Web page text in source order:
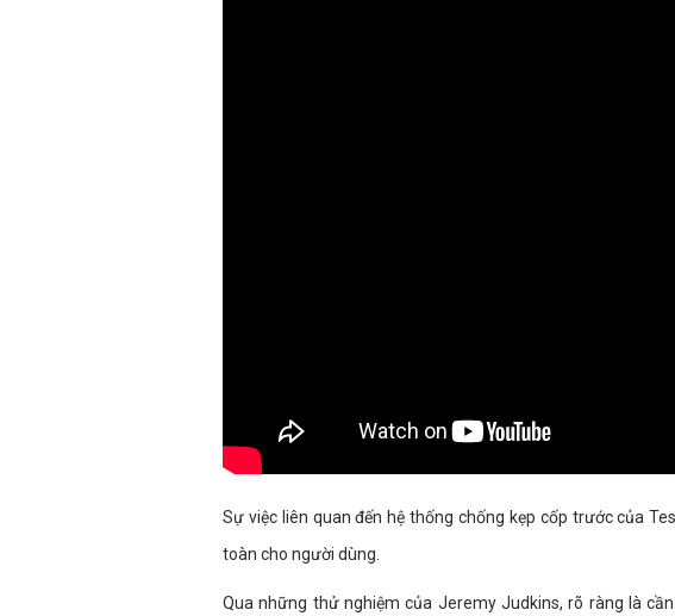
Sự việc liên quan đến hệ thống chống kẹp cốp trước của
toàn cho người dùng.
Qua những thử nghiệm của Jeremy Judkins, rõ ràng là